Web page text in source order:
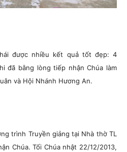
được nhiều kết quả tốt đẹp: 4
đã bằng lòng tiếp nhận Chúa làm
và Hội Nhánh Hương An.
trình Truyền giảng tại Nhà thờ TL
Chúa. Tối Chúa nhật 22/12/2013,